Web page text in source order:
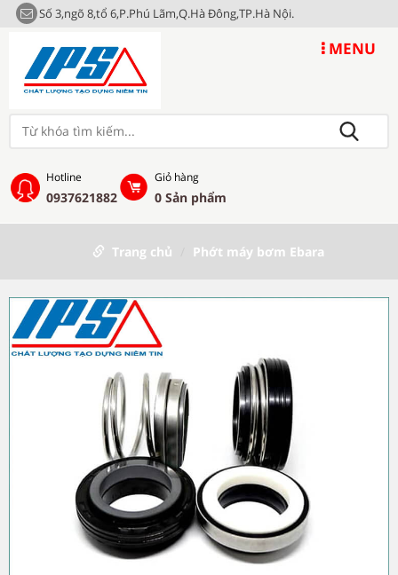
Số 3,ngõ 8,tổ 6,P.Phú Lãm,Q.Hà Đông,TP.Hà Nội.
MENU
Hotline
0937621882
Giỏ hàng
0 Sản phẩm
Trang chủ Phớt máy bơm Ebara